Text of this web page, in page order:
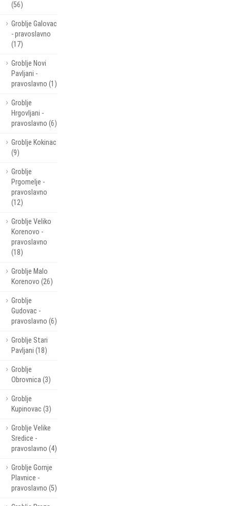
(56)
Groblje Galovac
- pravoslavno
(17)
Groblje Novi
Pavljani -
pravoslavno (1)
Groblje
Hrgovljani -
pravoslavno (6)
Groblje Kokinac
(9)
Groblje
Prgomelje -
pravoslavno
(12)
Groblje Veliko
Korenovo -
pravoslavno
(18)
Groblje Malo
Korenovo (26)
Groblje
Gudovac -
pravoslavno (6)
Groblje Stari
Pavljani (18)
Groblje
Obrovnica (3)
Groblje
Kupinovac (3)
Groblje Velike
Sredice -
pravoslavno (4)
Groblje Gornje
Plavnice -
pravoslavno (5)